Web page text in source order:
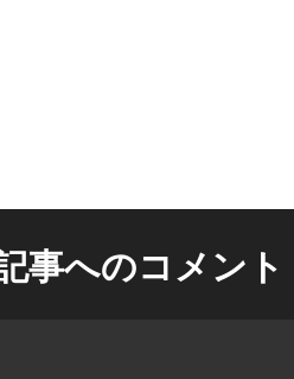
事へのコメント